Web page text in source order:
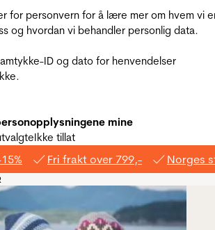
for personvern for å lære mer om hvem vi
og hvordan vi behandler personlig data.
ID og dato for henvendelser
mine
Ikke tillat
Fri frakt over 799,- Norges